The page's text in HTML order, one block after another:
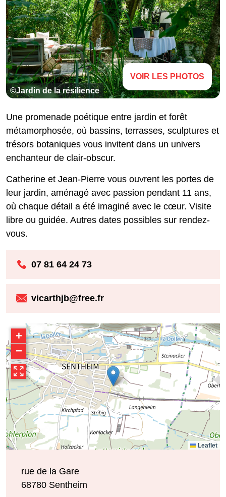
©Jardin de la résilience
VOIR LES PHOTOS
Une promenade poétique entre jardin et forêt
métamorphosée, où bassins, terrasses, sculptures et
trésors botaniques vous invitent dans un univers
enchanteur de clair-obscur.
Catherine et Jean-Pierre vous ouvrent les portes de
leur jardin, aménagé avec passion pendant 11 ans,
où chaque détail a été imaginé avec le cœur. Visite
libre ou guidée. Autres dates possibles sur rendez-
vous.
07 81 64 24 73
vicarthjb@free.fr
+
−
Leaflet
rue de la Gare
68780 Sentheim